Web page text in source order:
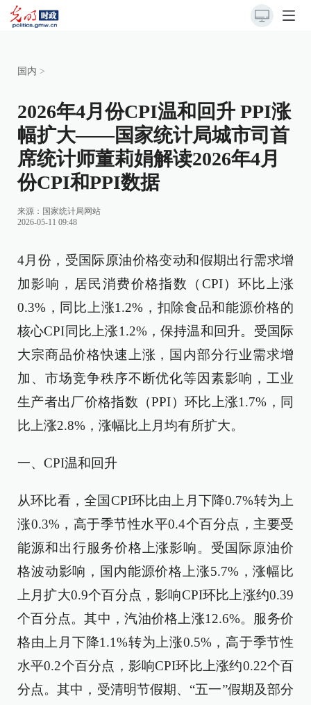
国内 >
2026年4月份CPI温和回升 PPI涨
幅扩大——国家统计局城市司首
席统计师董莉娟解读2026年4月
份CPI和PPI数据
来源： 国家统计局网站
2026-05-11 09:48
4月份，受国际原油价格变动和假期出行需求增
加影响，居民消费价格指数（CPI）环比上涨
0.3%，同比上涨1.2%，扣除食品和能源价格的
核心CPI同比上涨1.2%，保持温和回升。受国际
大宗商品价格快速上涨，国内部分行业需求增
加、市场竞争秩序不断优化等因素影响，工业
生产者出厂价格指数（PPI）环比上涨1.7%，同
比上涨2.8%，涨幅比上月均有所扩大。
一、CPI温和回升
从环比看，全国CPI环比由上月下降0.7%转为上
涨0.3%，高于季节性水平0.4个百分点，主要受
能源和出行服务价格上涨影响。受国际原油价
格波动影响，国内能源价格上涨5.7%，涨幅比
上月扩大0.9个百分点，影响CPI环比上涨约0.39
个百分点。其中，汽油价格上涨12.6%。服务价
格由上月下降1.1%转为上涨0.5%，高于季节性
水平0.2个百分点，影响CPI环比上涨约0.22个百
分点。其中，受清明节假期、“五一”假期及部分